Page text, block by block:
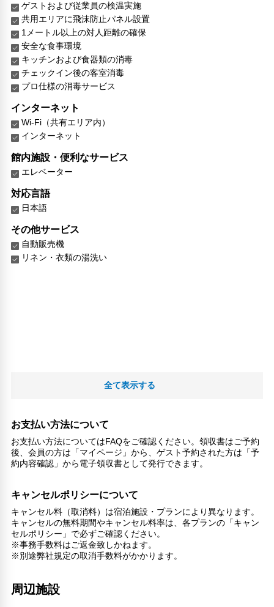
ゲストおよび従業員の検温実施
共用エリアに飛沫防止パネル設置
1メートル以上の対人距離の確保
安全な食事環境
キッチンおよび食器類の消毒
チェックイン後の客室消毒
プロ仕様の消毒サービス
インターネット
Wi-Fi（共有エリア内）
インターネット
館内施設・便利なサービス
エレベーター
対応言語
日本語
その他サービス
自動販売機
リネン・衣類の湯洗い
全て表示する
お支払い方法について
お支払い方法についてはFAQをご確認ください。領収書はご予約
後、会員の方は「マイページ」から、ゲスト予約された方は「予
約内容確認」から電子領収書として発行できます。
キャンセルポリシーについて
キャンセル料（取消料）は宿泊施設・プランにより異なります。
キャンセルの無料期間やキャンセル料率は、各プランの「キャン
セルポリシー」で必ずご確認ください。
※事務手数料はご返金致しかねます。
※別途弊社規定の取消手数料がかかります。
周辺施設